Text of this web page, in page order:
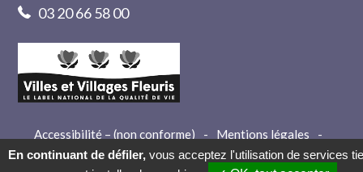
03 20 66 58 00
Accessibilité – (non conforme) - Mentions légales
-
Crédits
- Contact
En continuant de défiler, vous acceptez l'utilisation de services